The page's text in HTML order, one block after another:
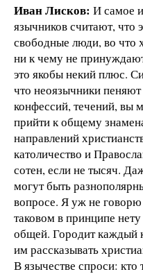
Иван Лисков: И самое
язычников считают,
свободные люди, во что
ни к чему не
это якобы некий плюс.
что неоязычники
конфессий, течений, вы
прийти к общему
направлений
католичество и
сотен, если не тысяч.
могут быть
вопросе. Я уж не говорю
таковом в принципе
общей. Городит каждый
им рассказывать
В язычестве спроси: